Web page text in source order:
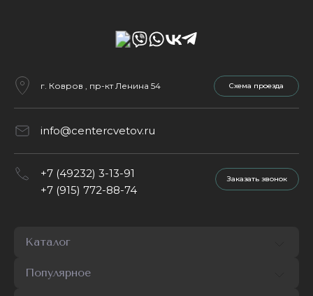
г. Ковров , пр-кт Ленина 54 Cхема проезда
info@centercvetov.ru
+7 (49232) 3-13-91
+7 (915) 772-88-74
Заказать звонок
Каталог
Популярное